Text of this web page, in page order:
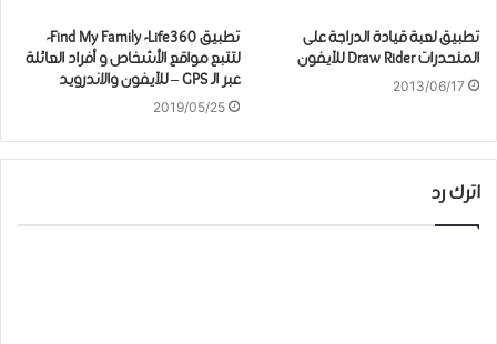
تطبيق لعبة قيادة الدراجة على
المنحدرات Draw Rider للآيفون
2013/06/17
تطبيق Find My Family -Life360-
لتتبع مواقع الأشخاص و أفراد العائلة
عبر الـ GPS – للآيفون والاندرويد
2019/05/25
اترك رد